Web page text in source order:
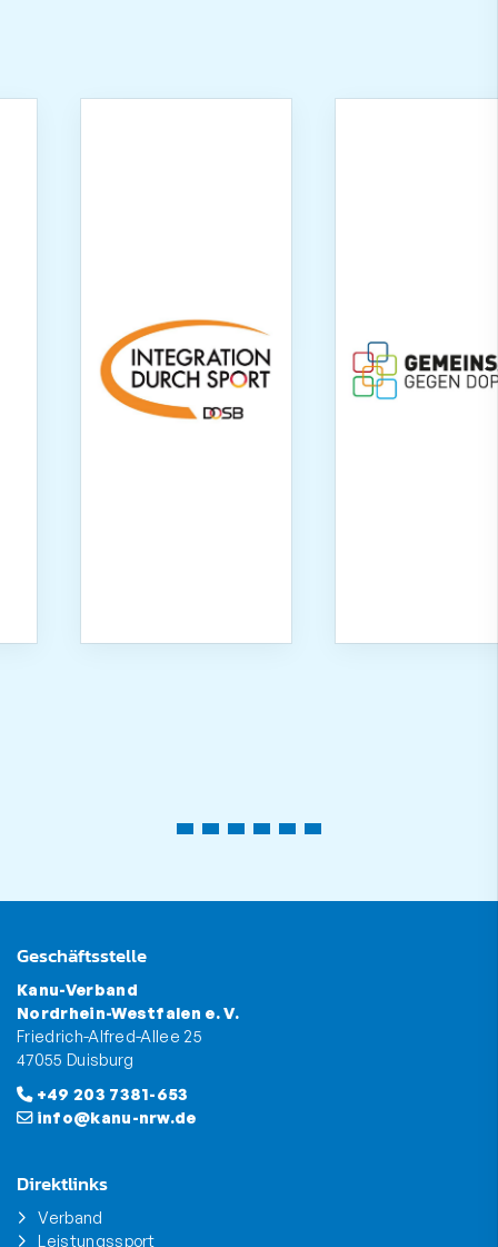
Geschäftsstelle
Kanu-Verband
Nordrhein-Westfalen e. V.
Friedrich-Alfred-Allee 25
47055 Duisburg
+49 203 7381-653
info@kanu-nrw.de
Direktlinks
Verband
Leistungssport